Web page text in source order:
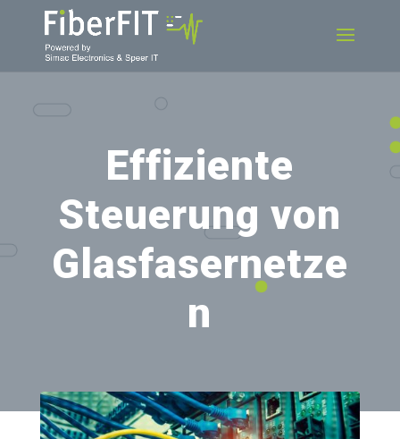
Effiziente
Steuerung von
Glasfasernetze
n